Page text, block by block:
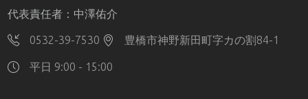
代表責任者：中澤佑介
0532-39-7530 豊橋市神野新田町字カの割84-1
平日 9:00 - 15:00